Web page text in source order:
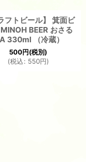
フトビール】 箕面ビ
BEER おさる
330ml （冷蔵）
500円(税別)
(税込: 550円)